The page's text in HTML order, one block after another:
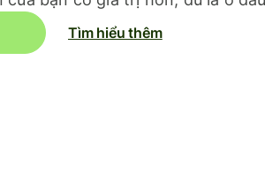
Tìm hiểu thêm